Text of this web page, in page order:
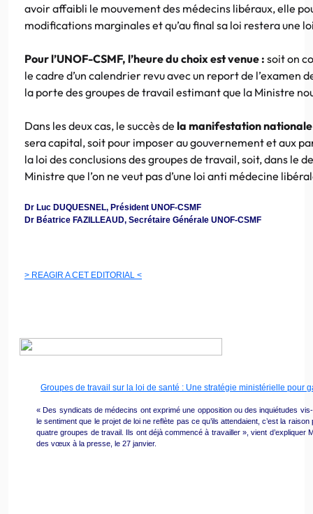
avoir affaibli le mouvement des médecins libéraux, elle
modifications marginales et qu’au final sa loi restera une
Pour l’UNOF-CSMF, l’heure du choix est venue : soit on
le cadre d’un calendrier revu avec un report de l’examen
la porte des groupes de travail estimant que la Ministre
Dans les deux cas, le succès de la manifestation nationale
sera capital, soit pour imposer au gouvernement et aux
la loi des conclusions des groupes de travail, soit, dans le
Ministre que l’on ne veut pas d’une loi anti médecine
Dr Luc DUQUESNEL, Président UNOF-CSMF
Dr Béatrice FAZILLEAUD, Secrétaire Générale UNOF-CSMF
> REAGIR A CET EDITORIAL <
Groupes de travail sur la loi de santé : Une stratégie ministérielle pour
« Des syndicats de médecins ont exprimé une opposition ou des inquiétudes
le sentiment que le projet de loi ne reflète pas ce qu’ils attendaient, c’est la
quatre groupes de travail. Ils ont déjà commencé à travailler », vient d’expliquer
des vœux à la presse, le 27 janvier.